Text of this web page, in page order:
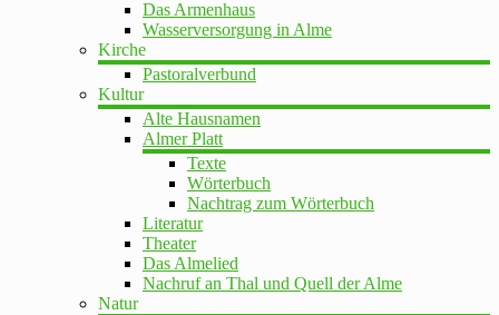
Das Armenhaus
Wasserversorgung in Alme
Kirche
Pastoralverbund
Kultur
Alte Hausnamen
Almer Platt
Texte
Wörterbuch
Nachtrag zum Wörterbuch
Literatur
Theater
Das Almelied
Nachruf an Thal und Quell der Alme
Natur